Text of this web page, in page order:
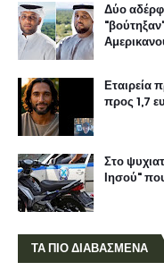
Δύο
Εταιρεία
προς 1,7
Στο
Ιησού"
ΤΑ ΠΙΟ ΔΙΑΒΑΣΜΕΝΑ